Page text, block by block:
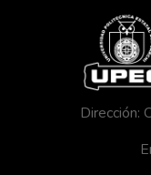
Dirección: